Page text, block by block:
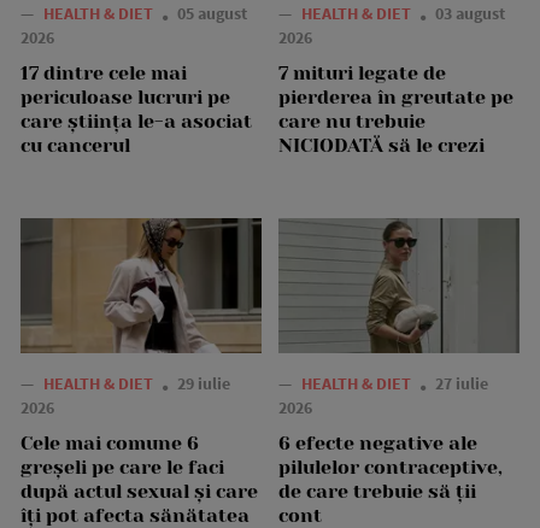
— HEALTH & DIET
05 august
2026
17 dintre cele mai
periculoase lucruri pe
care știința le-a asociat
cu cancerul
— HEALTH & DIET
03 august
2026
7 mituri legate de
pierderea în greutate pe
care nu trebuie
NICIODATĂ să le crezi
— HEALTH & DIET
29 iulie
2026
Cele mai comune 6
greșeli pe care le faci
după actul sexual și care
îți pot afecta sănătatea
— HEALTH & DIET
27 iulie
2026
6 efecte negative ale
pilulelor contraceptive,
de care trebuie să ții
cont